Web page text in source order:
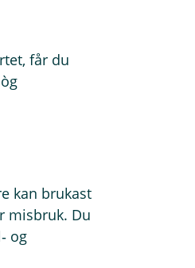
får du
kan brukast
misbruk. Du
og